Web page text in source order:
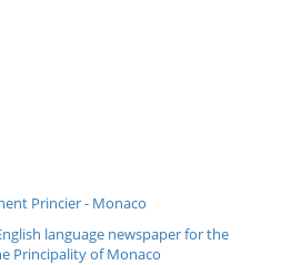
Princier - Monaco
language newspaper for the
Principality of Monaco